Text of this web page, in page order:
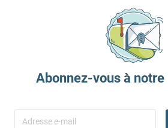
Abonnez-vous à